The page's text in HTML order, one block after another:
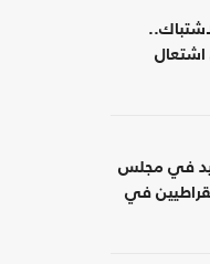
في مجلس
في